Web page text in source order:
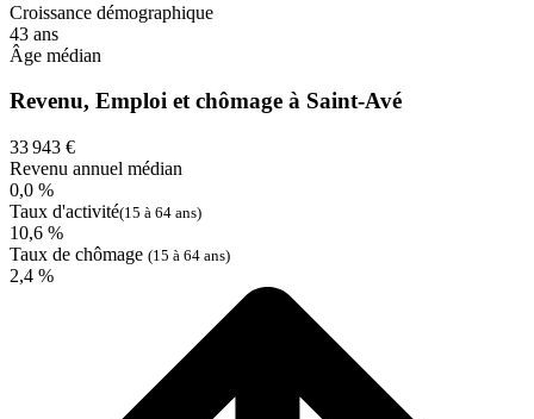
Croissance démographique
43 ans
Âge médian
Revenu, Emploi et chômage à Saint-Avé
33 943 €
Revenu annuel médian
0,0 %
Taux d'activité(15 à 64 ans)
10,6 %
Taux de chômage (15 à 64 ans)
2,4 %